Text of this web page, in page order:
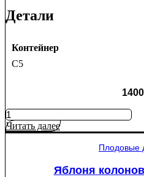
Детали
Контейнер
C5
1400
Количество
товара
Яблоня
Читать далее
Плодовые
Яблоня